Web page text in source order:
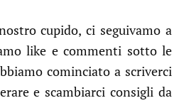
cupido, ci seguivamo a
like e commenti sotto le
cominciato a scriverci
e scambiarci consigli da